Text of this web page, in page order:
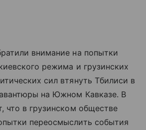
внимание на попытки
режима и грузинских
сил втянуть Тбилиси в
на Южном Кавказе. В
что в грузинском обществе
переосмыслить события